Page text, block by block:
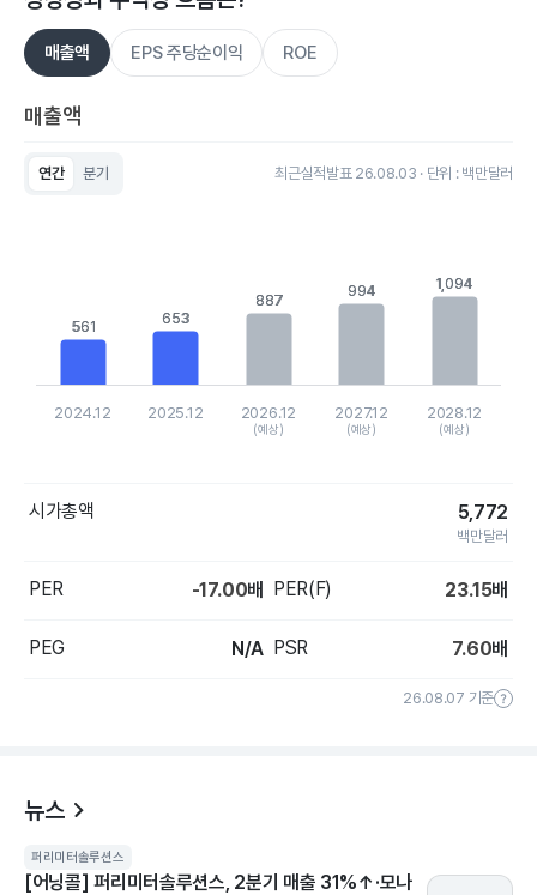
매출액 EPS 주당순이익 ROE
매출액
연간 분기 최근실적발표 26.08.03 · 단위 : 백만달러
The chart has 1 Y axis displaying values. Data ranges from
561
561 653
653
887
887
994
994 1,094
1,094
2024.12 2025.12 2026.12
(예상)
2027.12
(예상)
2028.12
(예상)
시가총액 5,772
백만달러
PER -17.00배 PER(F) 23.15배
PEG N/A PSR 7.60배
26.08.07 기준
뉴스
퍼리미터솔루션스
[어닝콜] 퍼리미터솔루션스, 2분기 매출 31%↑·모나